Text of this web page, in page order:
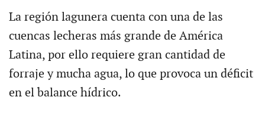
La región lagunera cuenta con una de las
cuencas lecheras más grande de América
Latina, por ello requiere gran cantidad de
forraje y mucha agua, lo que provoca un déficit
en el balance hídrico.